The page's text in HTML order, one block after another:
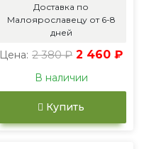
Доставка по
Малоярославецу от 6-8
дней
Цена: 2 380 ₽ 2 460 ₽
В наличии
Купить